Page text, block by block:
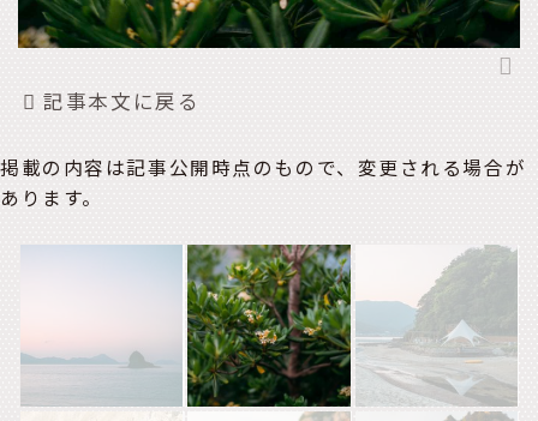
記事本文に戻る
掲載の内容は記事公開時点のもので、変更される場合が
あります。